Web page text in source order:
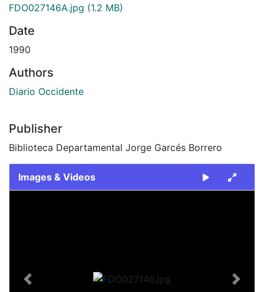
FDO027146A.jpg (1.2 MB)
Date
1990
Authors
Diario Occidente
Publisher
Biblioteca Departamental Jorge Garcés Borrero
Images & Videos
Previous Next